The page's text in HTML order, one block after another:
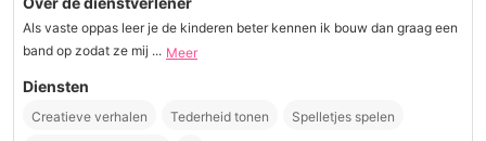
Als vaste oppas leer je de kinderen beter kennen ik bouw dan graag een
band op zodat ze mij ... Meer
Diensten
Creatieve verhalen Tederheid tonen Spelletjes spelen